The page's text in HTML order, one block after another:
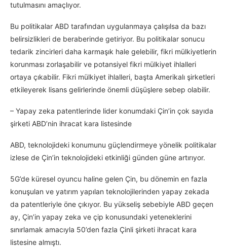
tutulmasını amaçlıyor.
Bu politikalar ABD tarafından uygulanmaya çalışılsa da bazı
belirsizlikleri de beraberinde getiriyor. Bu politikalar sonucu
tedarik zincirleri daha karmaşık hale gelebilir, fikri mülkiyetlerin
korunması zorlaşabilir ve potansiyel fikri mülkiyet ihlalleri
ortaya çıkabilir. Fikri mülkiyet ihlalleri, başta Amerikalı şirketleri
etkileyerek lisans gelirlerinde önemli düşüşlere sebep olabilir.
– Yapay zeka patentlerinde lider konumdaki Çin’in çok sayıda
şirketi ABD’nin ihracat kara listesinde
ABD, teknolojideki konumunu güçlendirmeye yönelik politikalar
izlese de Çin’in teknolojideki etkinliği günden güne artırıyor.
5G’de küresel oyuncu haline gelen Çin, bu dönemin en fazla
konuşulan ve yatırım yapılan teknolojilerinden yapay zekada
da patentleriyle öne çıkıyor. Bu yükseliş sebebiyle ABD geçen
ay, Çin’in yapay zeka ve çip konusundaki yeteneklerini
sınırlamak amacıyla 50’den fazla Çinli şirketi ihracat kara
listesine almıştı.